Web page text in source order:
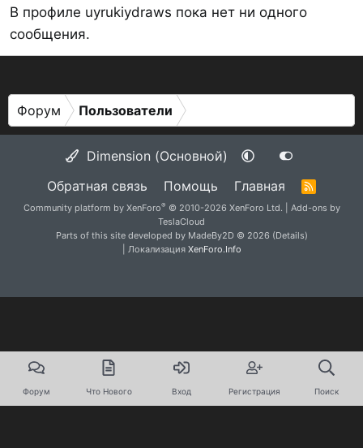
В профиле uyrukiydraws пока нет ни одного
сообщения.
Форум Пользователи
Dimension (Основной)
Обратная связь
Помощь Главная
S
Community platform by XenForo® © 2010-2026 XenForo Ltd.
Add-ons by
TeslaCloud
Parts of this site developed by MadeBy2D © 2026 (Details)
| Локализация XenForo.Info
Форум Что Нового Вход Регистрация Поиск